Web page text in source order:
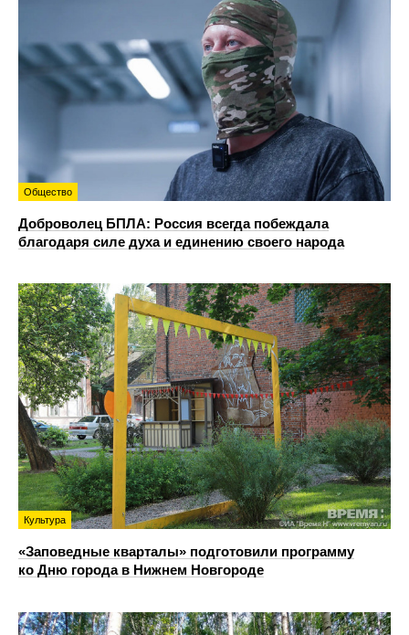
Общество
Доброволец БПЛА: Россия всегда побеждала
благодаря силе духа и единению своего народа
Культура
«Заповедные кварталы» подготовили программу
ко Дню города в Нижнем Новгороде